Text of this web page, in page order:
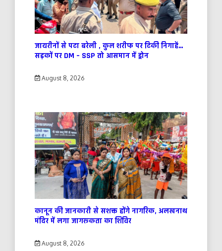
जायरीनों से पटा बरेली , कुल शरीफ पर टिकी निगाहें…
सड़कों पर DM – SSP तो आसमान में ड्रोन
August 8, 2026
कानून की जानकारी से सशक्त होंगे नागरिक, अलखनाथ
मंदिर में लगा जागरूकता का शिविर
August 8, 2026